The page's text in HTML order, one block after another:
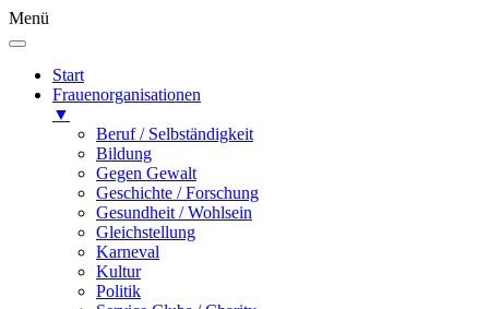
Menü
Start
Frauenorganisationen
▼
Beruf / Selbständigkeit
Bildung
Gegen Gewalt
Geschichte / Forschung
Gesundheit / Wohlsein
Gleichstellung
Karneval
Kultur
Politik